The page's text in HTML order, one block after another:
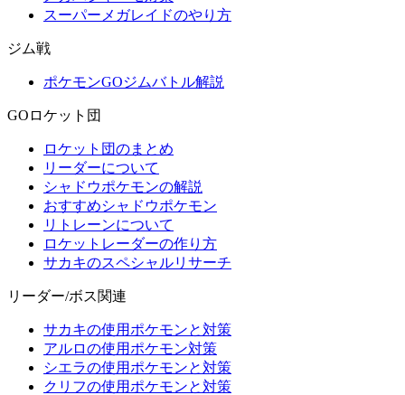
スーパーメガレイドのやり方
ジム戦
ポケモンGOジムバトル解説
GOロケット団
ロケット団のまとめ
リーダーについて
シャドウポケモンの解説
おすすめシャドウポケモン
リトレーンについて
ロケットレーダーの作り方
サカキのスペシャルリサーチ
リーダー/ボス関連
サカキの使用ポケモンと対策
アルロの使用ポケモン対策
シエラの使用ポケモンと対策
クリフの使用ポケモンと対策